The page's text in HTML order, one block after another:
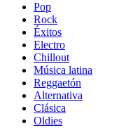
Pop
Rock
Éxitos
Electro
Chillout
Música latina
Reggaetón
Alternativa
Clásica
Oldies